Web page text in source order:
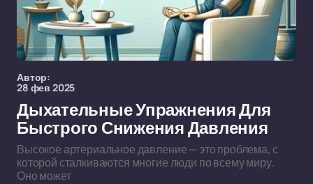
Автор:
28 фев 2025
Дыхательные Упражнения Для
Быстрого Снижения Давления
Высокое артериальное давление — это проблема, с
которой сталкиваются многие люди по всему миру.
Оно может